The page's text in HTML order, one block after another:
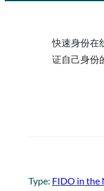
快速身份在
证自己身份
Type: FIDO in the